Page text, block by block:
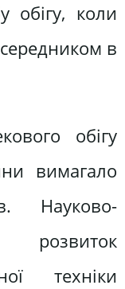
обігу, коли
в
обігу
вимагало
Науково-
розвиток
техніки